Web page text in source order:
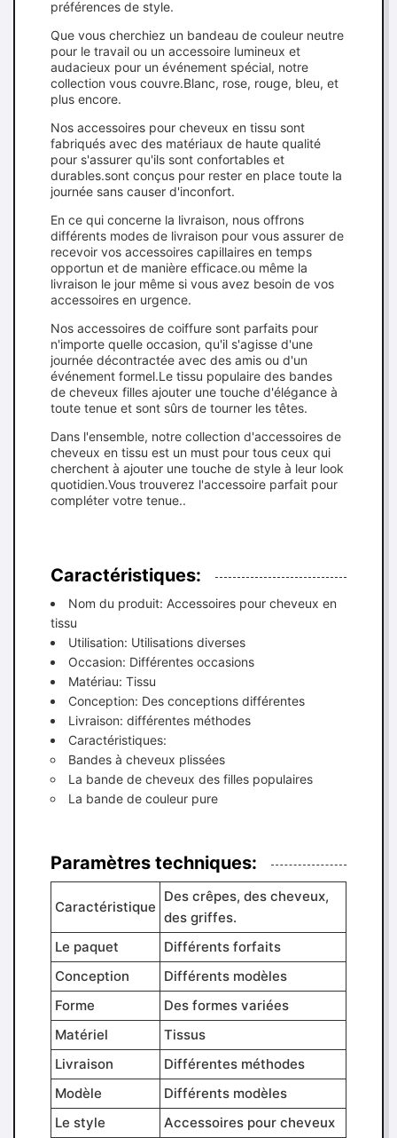
préférences de style.
Que vous cherchiez un bandeau de couleur neutre
pour le travail ou un accessoire lumineux et
audacieux pour un événement spécial, notre
collection vous couvre.Blanc, rose, rouge, bleu, et
plus encore.
Nos accessoires pour cheveux en tissu sont
fabriqués avec des matériaux de haute qualité
pour s'assurer qu'ils sont confortables et
durables.sont conçus pour rester en place toute la
journée sans causer d'inconfort.
En ce qui concerne la livraison, nous offrons
différents modes de livraison pour vous assurer de
recevoir vos accessoires capillaires en temps
opportun et de manière efficace.ou même la
livraison le jour même si vous avez besoin de vos
accessoires en urgence.
Nos accessoires de coiffure sont parfaits pour
n'importe quelle occasion, qu'il s'agisse d'une
journée décontractée avec des amis ou d'un
événement formel.Le tissu populaire des bandes
de cheveux filles ajouter une touche d'élégance à
toute tenue et sont sûrs de tourner les têtes.
Dans l'ensemble, notre collection d'accessoires de
cheveux en tissu est un must pour tous ceux qui
cherchent à ajouter une touche de style à leur look
quotidien.Vous trouverez l'accessoire parfait pour
compléter votre tenue..
Caractéristiques:
Nom du produit: Accessoires pour cheveux en
tissu
Utilisation: Utilisations diverses
Occasion: Différentes occasions
Matériau: Tissu
Conception: Des conceptions différentes
Livraison: différentes méthodes
Caractéristiques:
Bandes à cheveux plissées
La bande de cheveux des filles populaires
La bande de couleur pure
Paramètres techniques:
Caractéristique
Des crêpes, des cheveux,
des griffes.
Le paquet
Différents forfaits
Conception
Différents modèles
Forme
Des formes variées
Matériel
Tissus
Livraison
Différentes méthodes
Modèle
Différents modèles
Le style
Accessoires pour cheveux